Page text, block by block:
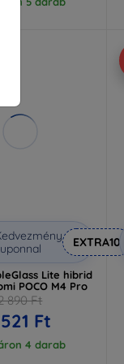
EXTRA10
Lite hibrid
POCO M4 Pro
890 Ft
Ft
4 darab